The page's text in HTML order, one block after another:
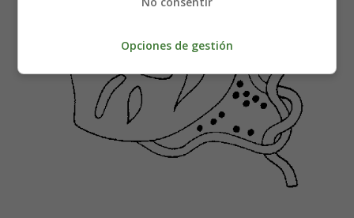
Opciones de gestión